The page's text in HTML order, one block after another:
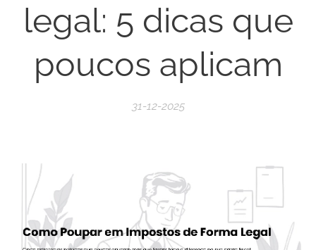
legal: 5 dicas que
poucos aplicam
31-12-2025